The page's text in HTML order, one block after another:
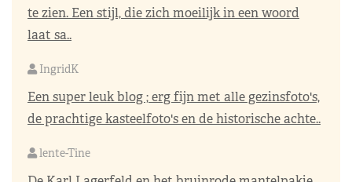
te zien. Een stijl, die zich moeilijk in een woord
laat sa..
IngridK
Een super leuk blog ; erg fijn met alle gezinsfoto's,
de prachtige kasteelfoto's en de historische achte..
lente-Tine